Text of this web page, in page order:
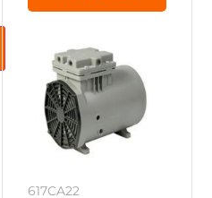
617CA22